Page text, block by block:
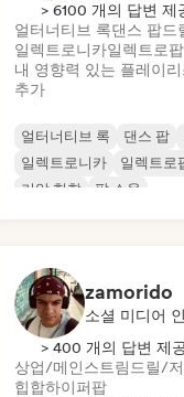
> 6100 개의 답변 제
얼터너티브 록댄스 팝드
일렉트로니카일렉트로팝
내 영향력 있는 플레이
추가
얼터너티브 록 댄스 팝
일렉트로니카
일렉트로
기악 힙합
팝 소울
zamorido
소셜 미디어
> 400 개의 답변 제
상업/메인스트림 드릴/
힙합하이퍼팝